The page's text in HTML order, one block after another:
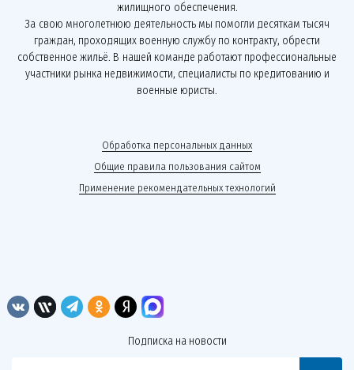
жилищного обеспечения.
За свою многолетнюю деятельность мы помогли десяткам тысяч
граждан, проходящих военную службу по контракту, обрести
собственное жильё. В нашей команде работают профессиональные
участники рынка недвижимости, специалисты по кредитованию и
военные юристы.
Обработка персональных данных
Общие правила пользования сайтом
Применение рекомендательных технологий
Подписка на новости